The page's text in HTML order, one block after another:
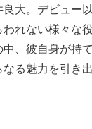
大。デビュー
れない様々な
、彼自身が持
る魅力を引き